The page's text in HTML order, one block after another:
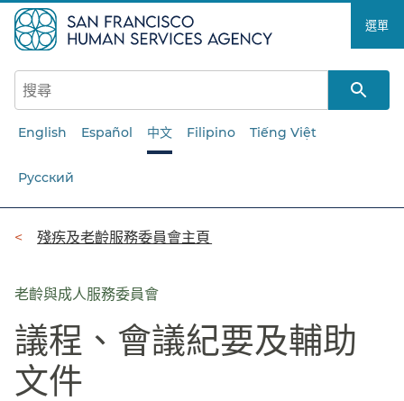
至
主
要
選單​​
English Español 中文 Filipino Tiếng Việt
Русский
導
列​​
殘疾及老齡服務委員會主頁​​
老齡與成人服務委員會
議程、會議紀要及輔助
文件​​